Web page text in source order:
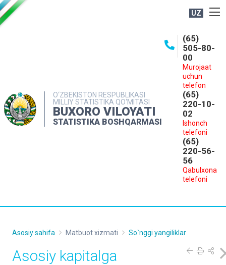
UZ
O‘ZBEKISTON RESPUBLIKASI
MILLIY STATISTIKA QO‘MITASI
BUXORO VILOYATI
STATISTIKA BOSHQARMASI
(65)
505-80-
00
Murojaat
uchun
telefon
(65)
220-10-
02
Ishonch
telefoni
(65)
220-56-
56
Qabulxona
telefoni
MATBUOT XIZMATI
MUROJAATLAR
Asosiy sahifa Matbuot xizmati So`nggi yangiliklar
Asosiy kapitalga